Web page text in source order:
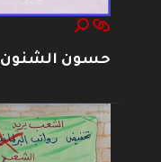
حسون الشنون